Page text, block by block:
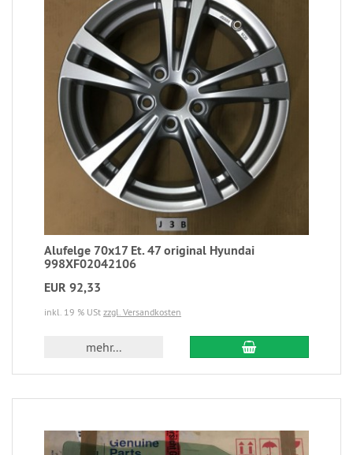
Alufelge 70x17 Et. 47 original Hyundai
998XF02042106
EUR 92,33
inkl. 19 % USt zzgl. Versandkosten
mehr...